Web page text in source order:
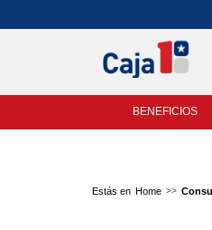
BENEFICIOS
Home